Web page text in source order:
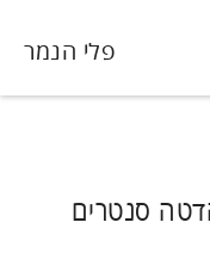
פלי הנמר
סנטרים